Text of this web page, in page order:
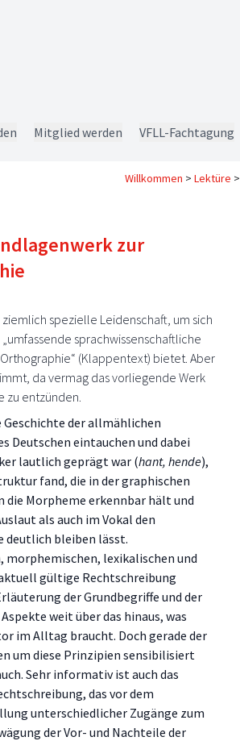
Mitglied werden VFLL-Fachtagung
Willkommen > Lektüre >
zur
spezielle Leidenschaft, um sich
sprachwissenschaftliche
(Klappentext) bietet. Aber
da vermag das vorliegende Werk
zu entzünden.
Geschichte der allmählichen
Deutschen eintauchen und dabei
lautlich geprägt war (hant, hende),
fand, die in der graphischen
die Morpheme erkennbar hält und
als auch im Vokal den
deutlich bleiben lässt.
morphemischen, lexikalischen und
gültige Rechtschreibung
der Grundbegriffe und der
weit über das hinaus, was
im Alltag braucht. Doch gerade der
um diese Prinzipien sensibilisiert
Sehr informativ ist auch das
das vor dem
unterschiedlicher Zugänge zum
der Vor- und Nachteile der